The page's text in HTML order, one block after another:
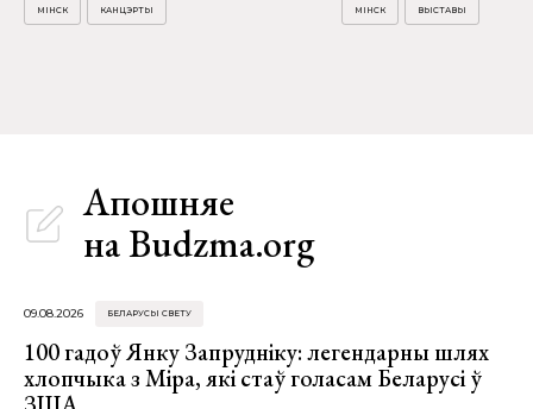
МІНСК КАНЦЭРТЫ МІНСК ВЫСТАВЫ
Апошняе
на Budzma.org
09.08.2026 БЕЛАРУСЫ СВЕТУ
100 гадоў Янку Запрудніку: легендарны шлях
хлопчыка з Міра, які стаў голасам Беларусі ў